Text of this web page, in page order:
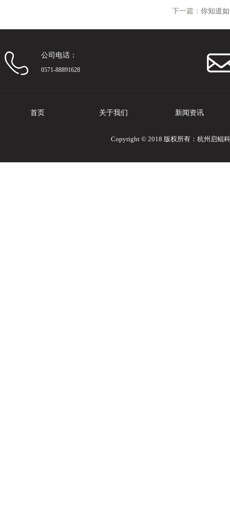
下一篇： 你知道
公司电话：
0571-88891628
首页 关于我们 新闻资讯
Copyright © 2018 版权所有：杭州启鲲